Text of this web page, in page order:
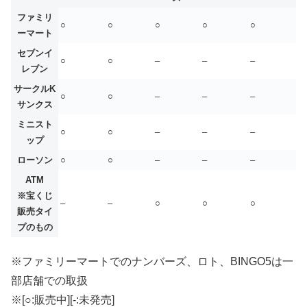
ファミリ
ーマート
○ ○ ○ ○ ○
セブンイ
レブン
○ ○ – – –
サークルK
サンクス
○ ○ – – –
ミニスト
ップ
○ ○ – – –
ローソン ○ ○ – –
–
ATM
※宝くじ
販売タイ
プのもの
– – ○ ○ ○
※ファミリーマートでのナンバーズ、ロト、BINGO5は一
部店舗での取扱
※[○:販売中][-:未発売]